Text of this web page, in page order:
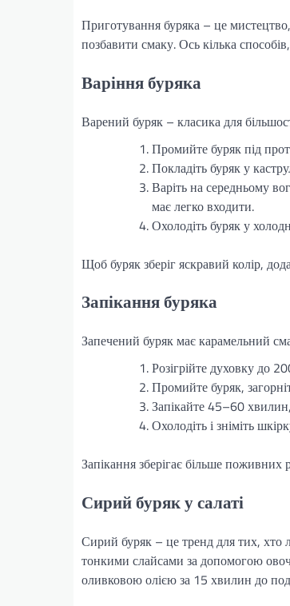
Приготування буряка – це
позбавити смаку. Ось кілька
Варіння буряка
Варений буряк – класика для
Промийте буряк під
Покладіть буряк у
Варіть на середньому
має легко входити.
Охолодіть буряк у
Щоб буряк зберіг яскравий колір,
Запікання буряка
Запечений буряк має карамельний
Розігрійте духовку до
Промийте буряк,
Запікайте 45–60
Охолодіть і зніміть
Запікання зберігає більше
Сирий буряк у салаті
Сирий буряк – це тренд для тих, хто
тонкими слайсами за допомогою
оливковою олією за 15 хвилин до